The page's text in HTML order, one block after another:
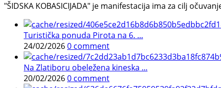
"ŠIDSKA KOBASICIJADA" je manifestacija ima za cilj
Turistička ponuda Pirota na 6. ...
24/02/20260 comment
Na Zlatiboru obeležena kineska ...
20/02/20260 comment